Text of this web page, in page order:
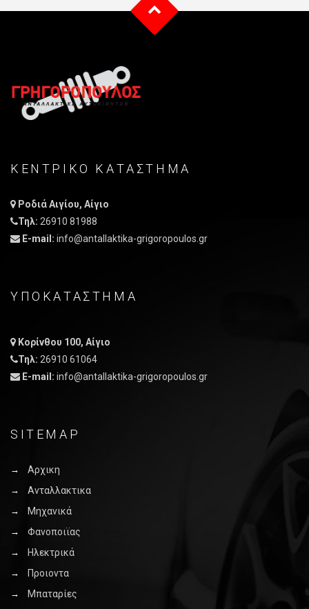
ΚΕΝΤΡΙΚO ΚΑΤAΣΤΗΜΑ
Ροδιά Αιγίου, Αίγιο
Τηλ: 26910 81988
E-mail: info@antallaktika-grigoropoulos.gr
ΥΠΟΚΑΤΑΣΤΗΜΑ
Κορίνθου 100, Αίγιο
Τηλ: 26910 61064
E-mail: info@antallaktika-grigoropoulos.gr
SITEMAP
Αρχικη
Ανταλλακτικα
Μηχανικά
Φανοποιϊας
Ηλεκτρικά
Προιοντα
Μπαταρίες